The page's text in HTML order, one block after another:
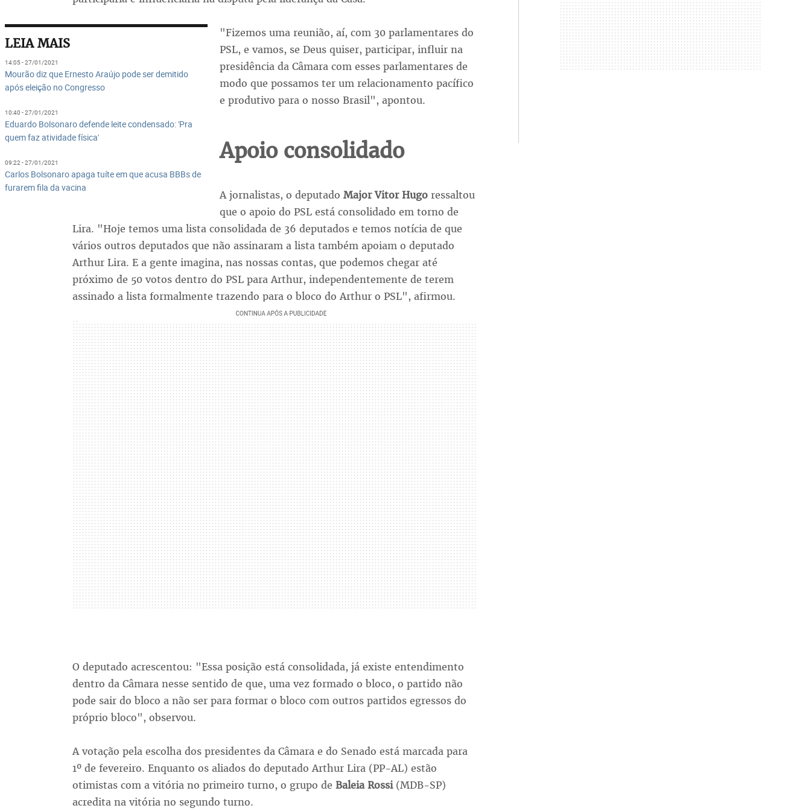
LEIA MAIS
14:05 - 27/01/2021
Mourão diz que Ernesto Araújo pode ser demitido
após eleição no Congresso
10:40 - 27/01/2021
Eduardo Bolsonaro defende leite condensado: 'Pra
quem faz atividade física'
09:22 - 27/01/2021
Carlos Bolsonaro apaga tuíte em que acusa BBBs de
furarem fila da vacina
"Fizemos uma reunião, aí, com 30 parlamentares do
PSL, e vamos, se Deus quiser, participar, influir na
presidência da Câmara com esses parlamentares de
modo que possamos ter um relacionamento pacífico
e produtivo para o nosso Brasil", apontou.
Apoio consolidado
A jornalistas, o deputado Major Vitor Hugoressaltou
que o apoio do PSL está consolidado em torno de
Lira. "Hoje temos uma lista consolidada de 36 deputados e temos notícia de que
vários outros deputados que não assinaram a lista também apoiam o deputado
Arthur Lira. E a gente imagina, nas nossas contas, que podemos chegar até
próximo de 50 votos dentro do PSL para Arthur, independentemente de terem
assinado a lista formalmente trazendo para o bloco do Arthur o PSL", afirmou.
O deputado acrescentou: "Essa posição está consolidada, já existe entendimento
dentro da Câmara nesse sentido de que, uma vez formado o bloco, o partido não
pode sair do bloco a não ser para formar o bloco com outros partidos egressos do
próprio bloco", observou.
A votação pela escolha dos presidentes da Câmara e do Senado está marcada para
1º de fevereiro. Enquanto os aliados do deputado Arthur Lira (PP-AL) estão
otimistas com a vitória no primeiro turno, o grupo de Baleia Rossi(MDB-SP)
acredita na vitória no segundo turno.